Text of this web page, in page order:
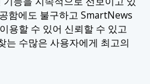
함에도 불구하고 SmartNews
용할 수 있어 신뢰할 수 있고
는 수많은 사용자에게 최고의